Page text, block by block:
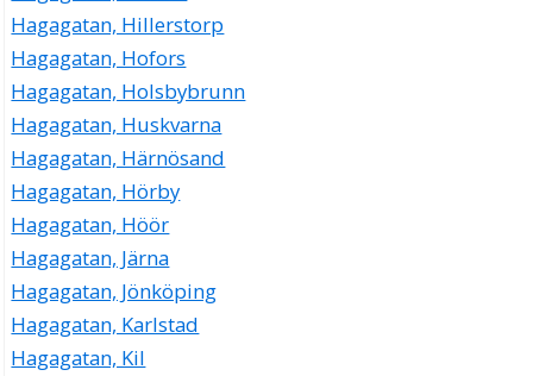
Hagagatan, Hillerstorp
Hagagatan, Hofors
Hagagatan, Holsbybrunn
Hagagatan, Huskvarna
Hagagatan, Härnösand
Hagagatan, Hörby
Hagagatan, Höör
Hagagatan, Järna
Hagagatan, Jönköping
Hagagatan, Karlstad
Hagagatan, Kil